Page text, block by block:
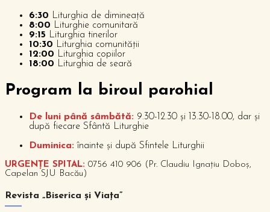
6:30 Liturghia de dimineață
8:00 Liturghie comunitară
9:15 Liturghia tinerilor
10:30 Liturghia comunității
12:00 Liturghia copiilor
18:00 Liturghia de seară
Program la biroul parohial
De luni până sâmbătă: 9.30-12.30 și 13.30-18.00, dar și
după fiecare Sfântă Liturghie
Duminica: înainte și după Sfintele Liturghii
URGENȚE SPITAL: 0756 410 906 (Pr. Claudiu Ignațiu Doboș,
Capelan SJU Bacău)
Revista „Biserica și Viața”